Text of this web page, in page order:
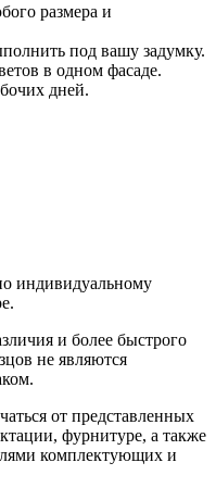
размера и
под вашу задумку.
в одном фасаде.
дней.
индивидуальному
и более быстрого
не являются
от представленных
фурнитуре, а также
комплектующих и